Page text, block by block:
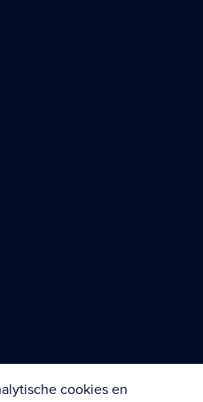
cookies en